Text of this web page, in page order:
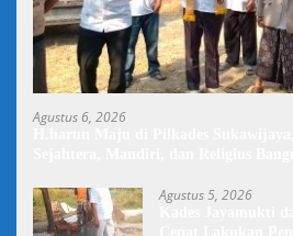
Agustus 6, 2026
Agustus 5, 2026